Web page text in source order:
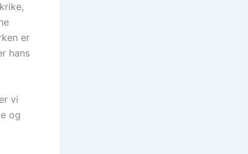
er
hans
vi
og